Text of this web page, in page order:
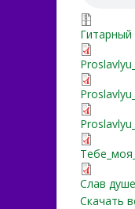
Слав
Скачать